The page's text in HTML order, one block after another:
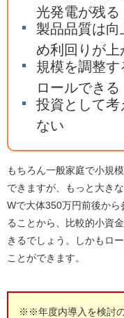
光発電が残る
製品品質は向
め利回りが上
規模を調整す
ロールできる
投資として
ない
もちろん一般家庭で小規
できますが、もっと大き
Wで大体350万円前後から
ることから、比較的小資
きるでしょう。しかもロ
ことができます。
※※年度内導入を検討